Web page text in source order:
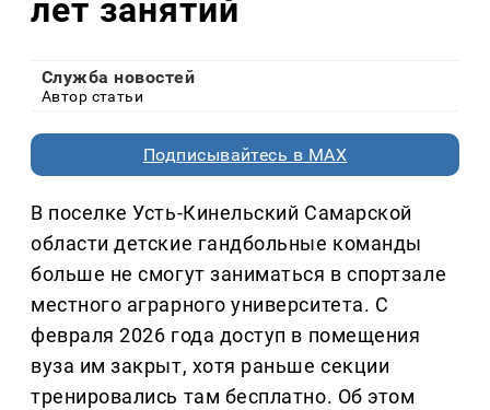
лет занятий
Служба новостей
Автор статьи
Подписывайтесь в MAX
В поселке Усть-Кинельский Самарской
области детские гандбольные команды
больше не смогут заниматься в спортзале
местного аграрного университета. С
февраля 2026 года доступ в помещения
вуза им закрыт, хотя раньше секции
тренировались там бесплатно. Об этом